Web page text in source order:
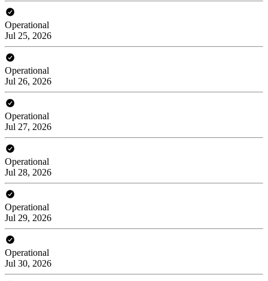
Operational
Jul 25, 2026
Operational
Jul 26, 2026
Operational
Jul 27, 2026
Operational
Jul 28, 2026
Operational
Jul 29, 2026
Operational
Jul 30, 2026